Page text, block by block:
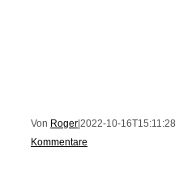
Von Roger 2022-10-
Kommentare